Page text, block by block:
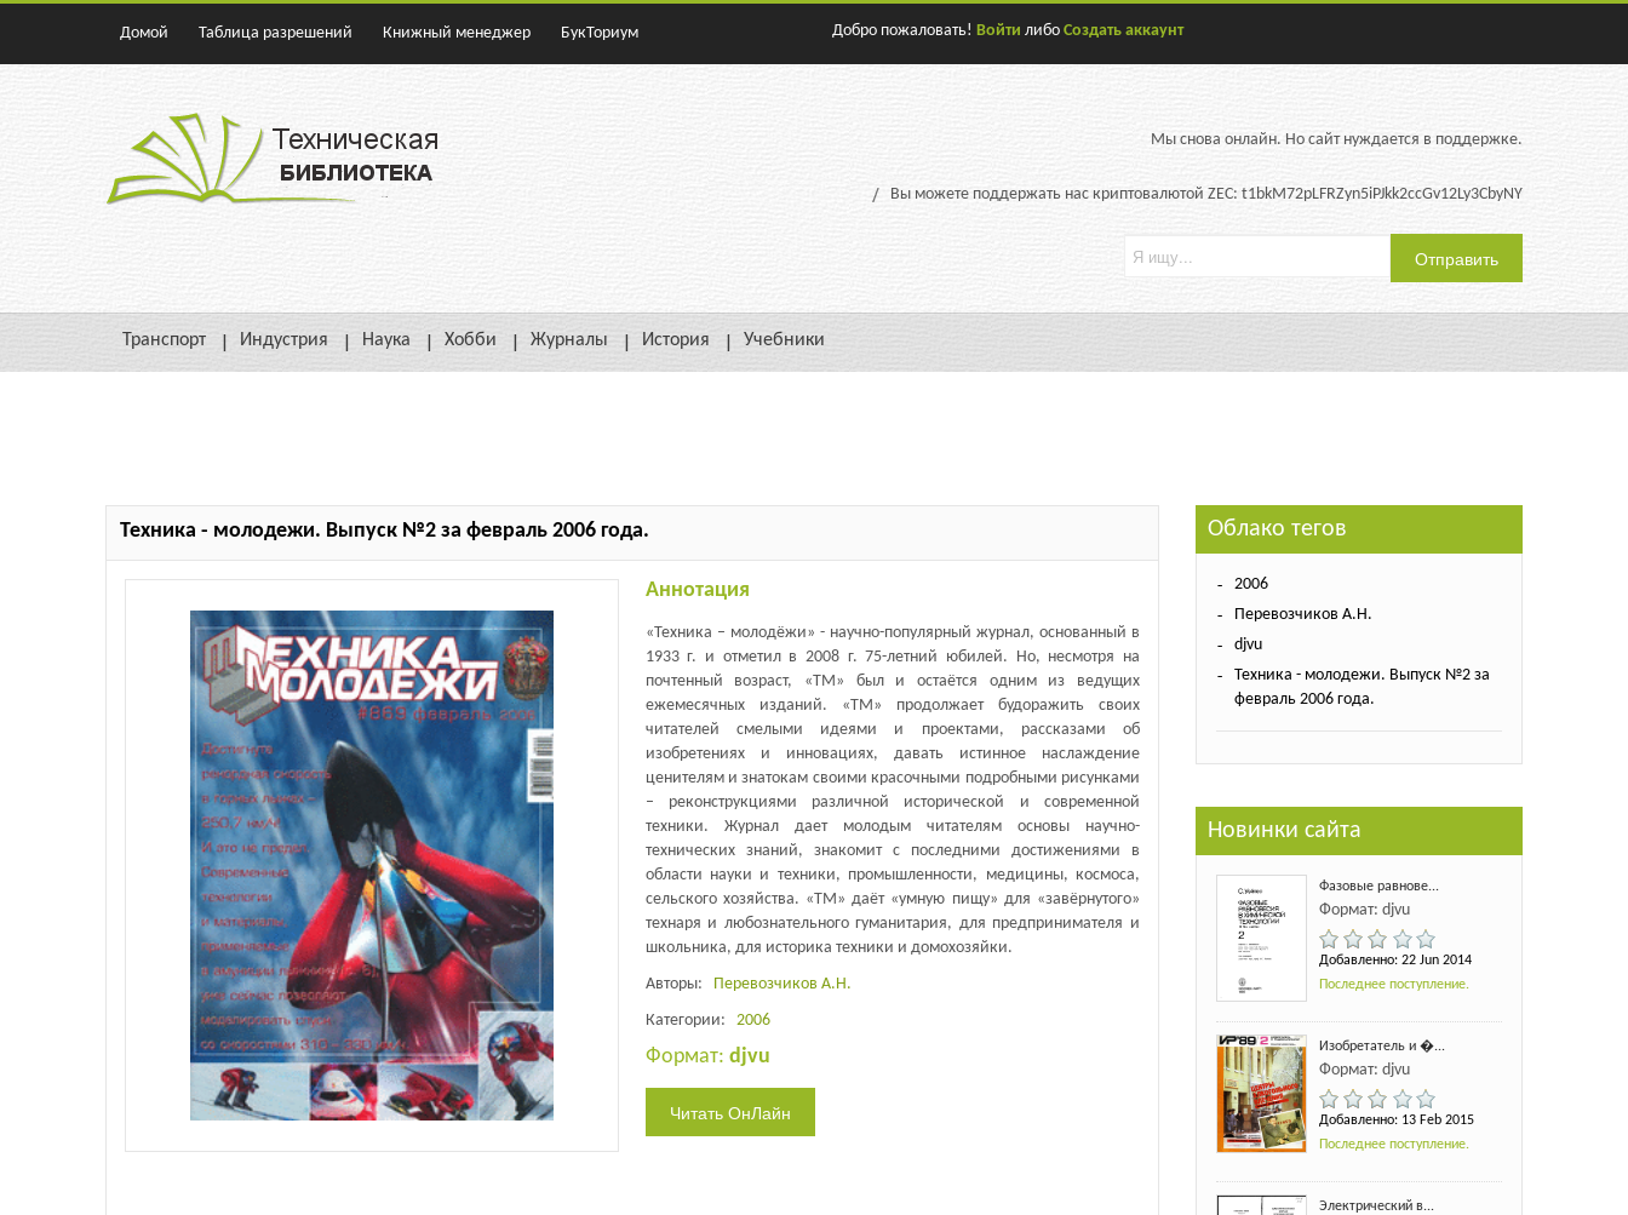
Домой Таблица разрешений Книжный менеджер БукТориум Добро пожаловать! Войти либо Создать аккаунт
Мы снова онлайн. Но сайт нуждается в поддержке.
Вы можете поддержать нас криптовалютой ZEC: t1bkM72pLFRZyn5iPJkk2ccGv12Ly3CbyNY
Транспорт Индустрия Наука Хобби Журналы История Учебники
Техника - молодежи. Выпуск №2 за февраль 2006 года.
Аннотация
«Техника – молодёжи» - научно-популярный журнал, основанный в
1933 г. и отметил в 2008 г. 75-летний юбилей. Но, несмотря на
почтенный возраст, «ТМ» был и остаётся одним из ведущих
ежемесячных изданий. «ТМ» продолжает будоражить своих
читателей смелыми идеями и проектами, рассказами об
изобретениях и инновациях, давать истинное наслаждение
ценителям и знатокам своими красочными подробными рисунками
– реконструкциями различной исторической и современной
техники. Журнал дает молодым читателям основы научно-
технических знаний, знакомит с последними достижениями в
области науки и техники, промышленности, медицины, космоса,
сельского хозяйства. «ТМ» даёт «умную пищу» для «завёрнутого»
технаря и любознательного гуманитария, для предпринимателя и
школьника, для историка техники и домохозяйки.
Авторы:
Перевозчиков А.Н.
Категории: 2006
Формат: djvu
Облако тегов
2006
Перевозчиков А.Н.
djvu
Техника - молодежи. Выпуск №2 за
февраль 2006 года.
Новинки сайта
Фазовые равнове...
Формат: djvu
Добавленно: 22 Jun 2014
Последнее поступление.
Изобретатель и �...
Формат: djvu
Добавленно: 13 Feb 2015
Последнее поступление.
Электрический в...